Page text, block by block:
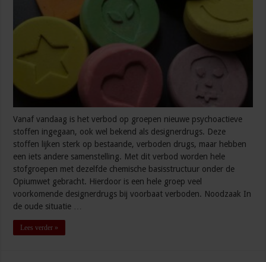
Vanaf vandaag is het verbod op groepen nieuwe psychoactieve
stoffen ingegaan, ook wel bekend als designerdrugs. Deze
stoffen lijken sterk op bestaande, verboden drugs, maar hebben
een iets andere samenstelling. Met dit verbod worden hele
stofgroepen met dezelfde chemische basisstructuur onder de
Opiumwet gebracht. Hierdoor is een hele groep veel
voorkomende designerdrugs bij voorbaat verboden. Noodzaak In
de oude situatie …
Lees verder »